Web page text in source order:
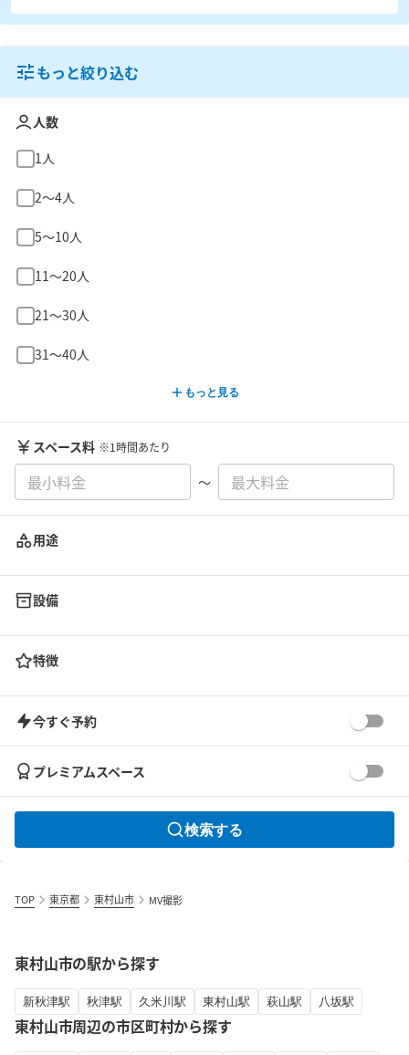
もっと絞り込む
人数
1人
2〜4人
5〜10人
11〜20人
21〜30人
31〜40人
もっと見る
スペース料 ※1時間あたり
〜
用途
設備
特徴
今すぐ予約
プレミアムスペース
検索する
TOP 東京都 東村山市 MV撮影
東村山市の駅から探す
新秋津駅 秋津駅 久米川駅 東村山駅 萩山駅 八坂駅
東村山市周辺の市区町村から探す